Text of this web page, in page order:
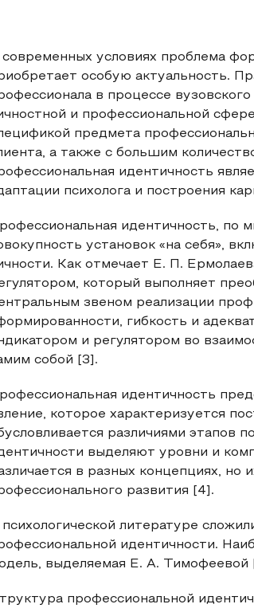
современных условиях проблема
особую актуальность.
в процессе
и профессиональной
предмета
а также с большим
идентичность
психолога и построения
идентичность,
установок «на себя»,
Как отмечает Е. П.
который выполняет
звеном реализации
гибкость и
и регулятором во
собой [3].
идентичность
которое характеризуется
различиями этапов
выделяют уровни и
в разных концепциях,
развития [4].
психологической литературе
идентичности.
выделяемая Е. А. Тимофеевой
профессиональной